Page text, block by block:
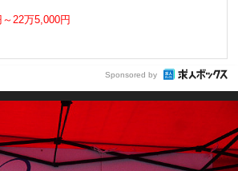
22万5,000円
Sponsored by